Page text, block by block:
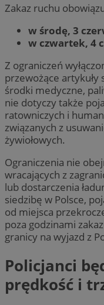
Zakaz ruchu
w środę, 3
w czwartek, 4
Z ograniczeń
przewożące artykuły
środki medyczne,
nie dotyczy także
ratowniczych i
związanych z
żywiołowych.
Ograniczenia nie
wracających z
lub dostarczenia
siedzibę w Polsce,
od miejsca
poza godzinami
granicy na wyjazd z
Policjanci
prędkość i